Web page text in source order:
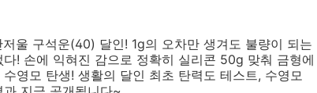
울 구석운(40) 달인! 1g의 오차만 생겨도 불량이 되는
! 손에 익혀진 감으로 정확히 실리콘 50g 맞춰 금형에
영모 탄생! 생활의 달인 최초 탄력도 테스트, 수영모